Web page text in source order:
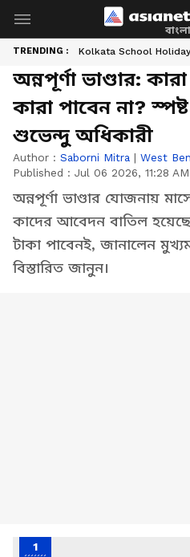
বাংলা
TRENDING : Kolkata School Holiday
অন্নপূর্ণা ভাণ্ডার:
কারা পাবেন না?
শুভেন্দু অধিকারী
Author : Saborni Mitra | West
Published : Jul 06 2026, 11:28
অন্নপূর্ণা ভাণ্ডার যোজনায়
কাদের আবেদন বাতিল
টাকা পাবেনই, জানালেন
বিস্তারিত জানুন।
1